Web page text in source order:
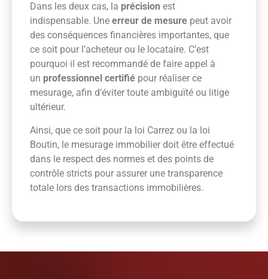
Dans les deux cas, la précision est
indispensable. Une erreur de mesure peut avoir
des conséquences financières importantes, que
ce soit pour l’acheteur ou le locataire. C’est
pourquoi il est recommandé de faire appel à
un professionnel certifié pour réaliser ce
mesurage, afin d’éviter toute ambiguïté ou litige
ultérieur.
Ainsi, que ce soit pour la loi Carrez ou la loi
Boutin, le mesurage immobilier doit être effectué
dans le respect des normes et des points de
contrôle stricts pour assurer une transparence
totale lors des transactions immobilières.